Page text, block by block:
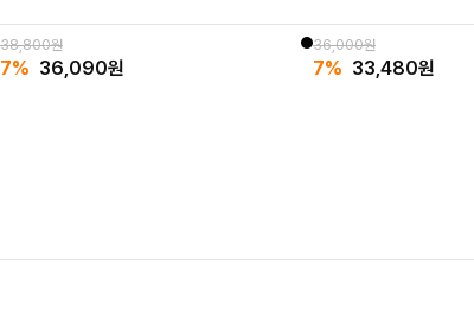
38,800원
7% 36,090원
36,000원
7% 33,480원